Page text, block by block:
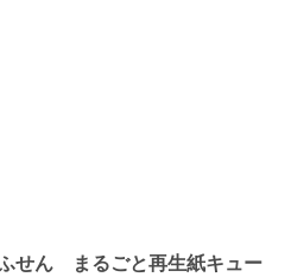
せん まるごと再生紙キュー